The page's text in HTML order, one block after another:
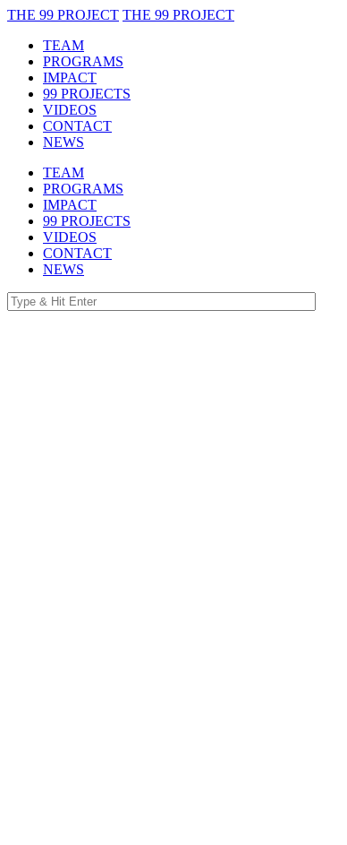
THE 99 PROJECT THE 99 PROJECT
TEAM
PROGRAMS
IMPACT
99 PROJECTS
VIDEOS
CONTACT
NEWS
TEAM
PROGRAMS
IMPACT
99 PROJECTS
VIDEOS
CONTACT
NEWS